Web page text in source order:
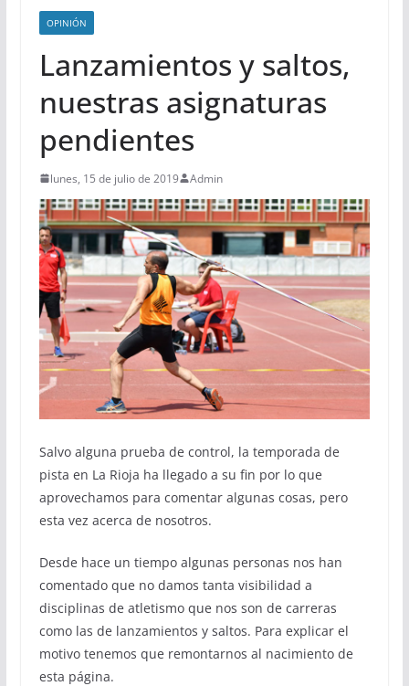
OPINIÓN
Lanzamientos y saltos,
nuestras asignaturas
pendientes
lunes, 15 de julio de 2019 Admin
Salvo alguna prueba de control, la temporada de
pista en La Rioja ha llegado a su fin por lo que
aprovechamos para comentar algunas cosas, pero
esta vez acerca de nosotros.
Desde hace un tiempo algunas personas nos han
comentado que no damos tanta visibilidad a
disciplinas de atletismo que nos son de carreras
como las de lanzamientos y saltos. Para explicar el
motivo tenemos que remontarnos al nacimiento de
esta página.